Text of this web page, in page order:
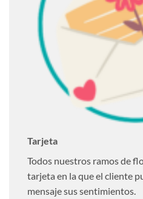
Tarjeta
Todos nuestros ramos de
tarjeta en la que el cliente
mensaje sus sentimientos.